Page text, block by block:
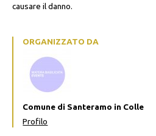
causare il danno.
ORGANIZZATO DA
Comune di Santeramo in Colle
Profilo